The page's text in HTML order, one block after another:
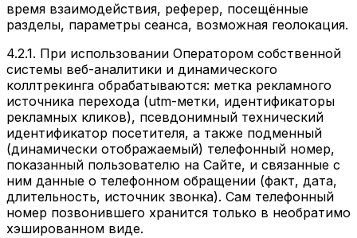
время взаимодействия, реферер, посещённые
разделы, параметры сеанса, возможная геолокация.
4.2.1. При использовании Оператором собственной
системы веб-аналитики и динамического
коллтрекинга обрабатываются: метка рекламного
источника перехода (utm-метки, идентификаторы
рекламных кликов), псевдонимный технический
идентификатор посетителя, а также подменный
(динамически отображаемый) телефонный номер,
показанный пользователю на Сайте, и связанные с
ним данные о телефонном обращении (факт, дата,
длительность, источник звонка). Сам телефонный
номер позвонившего хранится только в необратимо
хэшированном виде.